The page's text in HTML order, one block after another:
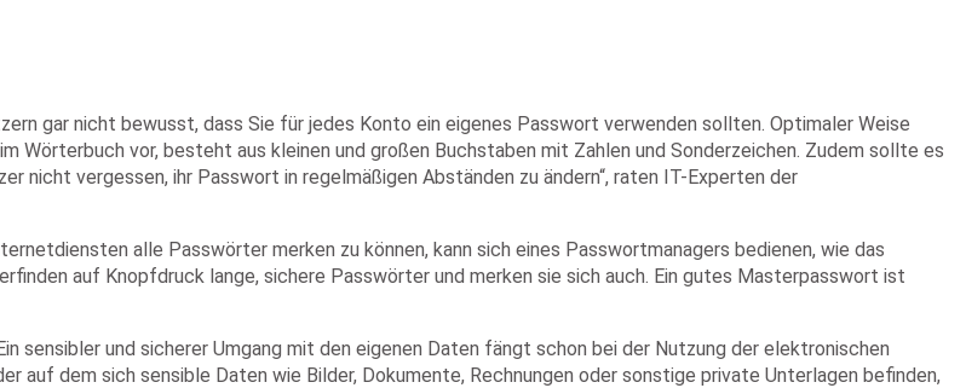
gar nicht bewusst, dass Sie für jedes Konto ein eigenes Passwort verwenden sollten. Optimaler Weise
vor, besteht aus kleinen und großen Buchstaben mit Zahlen und Sonderzeichen. Zudem sollte es
nicht vergessen, ihr Passwort in regelmäßigen Abständen zu ändern“, raten IT-Experten der
alle Passwörter merken zu können, kann sich eines Passwortmanagers bedienen, wie das
auf Knopfdruck lange, sichere Passwörter und merken sie sich auch. Ein gutes Masterpasswort ist
und sicherer Umgang mit den eigenen Daten fängt schon bei der Nutzung der elektronischen
auf dem sich sensible Daten wie Bilder, Dokumente, Rechnungen oder sonstige private Unterlagen befinden,